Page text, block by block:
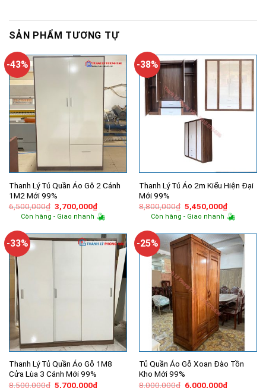
SẢN PHẨM TƯƠNG TỰ
-43%
Thanh Lý Tủ Quần Áo Gỗ 2 Cánh
1M2 Mới 99%
6,500,000₫ Giá
gốc
là:
3,700,000₫Giá
hiện
tại
3,700,000₫.
Còn hàng - Giao nhanh
-38%
Thanh Lý Tủ Áo 2m Kiểu Hiện Đại
Mới 99%
8,800,000₫ Giá
gốc
là:
5,450,000₫Giá
hiện
tại
Còn hàng - Giao nhanh
-33%
Thanh Lý Tủ Quần Áo Gỗ 1M8
Cửa Lùa 3 Cánh Mới 99%
8,500,000₫ Giá
5,700,000₫Giá
-25%
Tủ Quần Áo Gỗ Xoan Đào Tồn
Kho Mới 99%
8,000,000₫ Giá
6,000,000₫Giá